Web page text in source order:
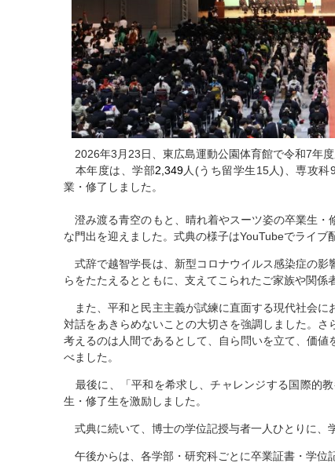
2026年3月23日、東広島運動公園体育館で令和7年
本年度は、学部2,349人(うち留学生15人)、専攻
業・修了しました。
澄み渡る青空のもと、晴れ着やスーツ姿の卒業生・
な門出を迎えました。式典の様子はYouTubeでライブ
式辞で越智学長は、新型コロナウイルス感染症の影
らをたたえるとともに、支えてこられたご家族や関係
また、平和と民主主義が試練に直面する現代社会に
対話をあきらめないことの大切さを強調しました。
考えるのは人間であるとして、自ら問いを立て、価
べました。
最後に、「平和を希求し、チャレンジする国際的
生・修了生を激励しました。
式典に続いて、博士の学位記授与者一人ひとりに、
午後からは、各学部・研究科ごとに卒業証書・学位